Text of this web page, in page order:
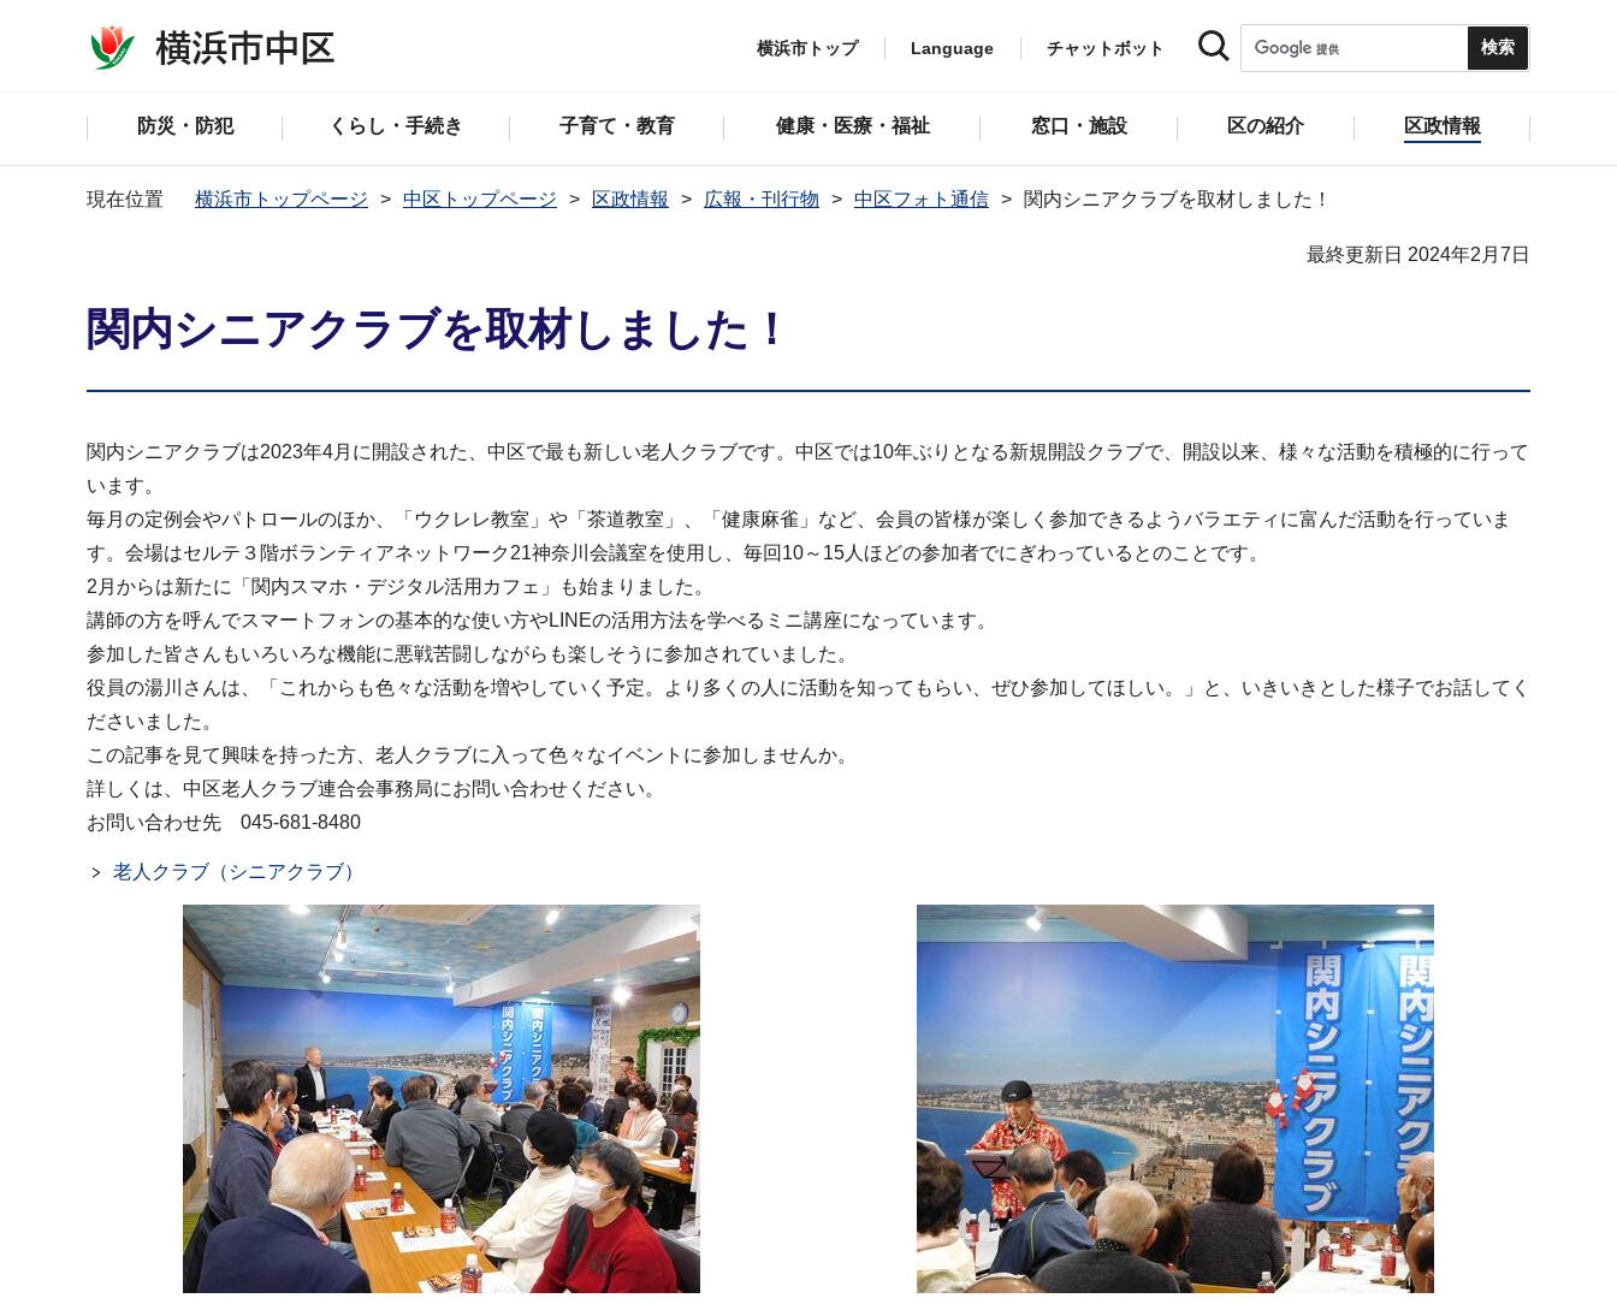
横浜市トップ Language チャットボット
防災・防犯 くらし・手続き 子育て・教育 健康・医療・福祉 窓口・施設 区の紹介 区政情報
現在位置 横浜市トップページ 中区トップページ 区政情報 広報・刊行物 中区フォト通信 関内シニアクラブを取材しました！
最終更新日 2024年2月7日
関内シニアクラブを取材しました！
関内シニアクラブは2023年4月に開設された、中区で最も新しい老人クラブです。中区では10年ぶりとなる新規開設クラブで、開設以来、様々な活動を積極的に行って
います。
毎月の定例会やパトロールのほか、「ウクレレ教室」や「茶道教室」、「健康麻雀」など、会員の皆様が楽しく参加できるようバラエティに富んだ活動を行っていま
す。会場はセルテ３階ボランティアネットワーク21神奈川会議室を使用し、毎回10～15人ほどの参加者でにぎわっているとのことです。
2月からは新たに「関内スマホ・デジタル活用カフェ」も始まりました。
講師の方を呼んでスマートフォンの基本的な使い方やLINEの活用方法を学べるミニ講座になっています。
参加した皆さんもいろいろな機能に悪戦苦闘しながらも楽しそうに参加されていました。
役員の湯川さんは、「これからも色々な活動を増やしていく予定。より多くの人に活動を知ってもらい、ぜひ参加してほしい。」と、いきいきとした様子でお話してく
ださいました。
この記事を見て興味を持った方、老人クラブに入って色々なイベントに参加しませんか。
詳しくは、中区老人クラブ連合会事務局にお問い合わせください。
お問い合わせ先 045-681-8480
老人クラブ（シニアクラブ）